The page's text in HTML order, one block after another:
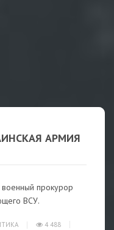
АРМИЯ
прокурор
ВСУ.
4 488